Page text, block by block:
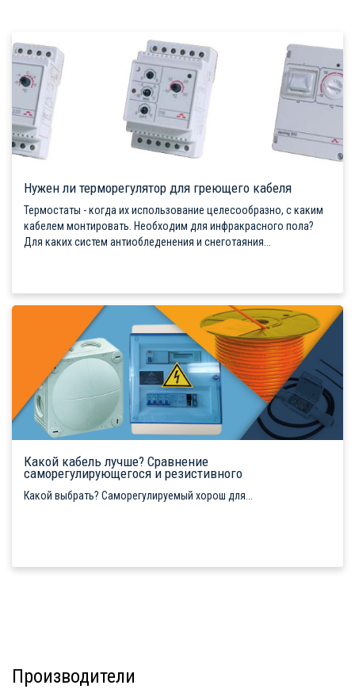
Нужен ли терморегулятор для греющего кабеля
Термостаты - когда их использование целесообразно, с каким
кабелем монтировать. Необходим для инфракрасного пола?
Для каких систем антиобледенения и снеготаяния...
Какой кабель лучше? Сравнение
саморегулирующегося и резистивного
Какой выбрать? Саморегулируемый хорош для...
Производители